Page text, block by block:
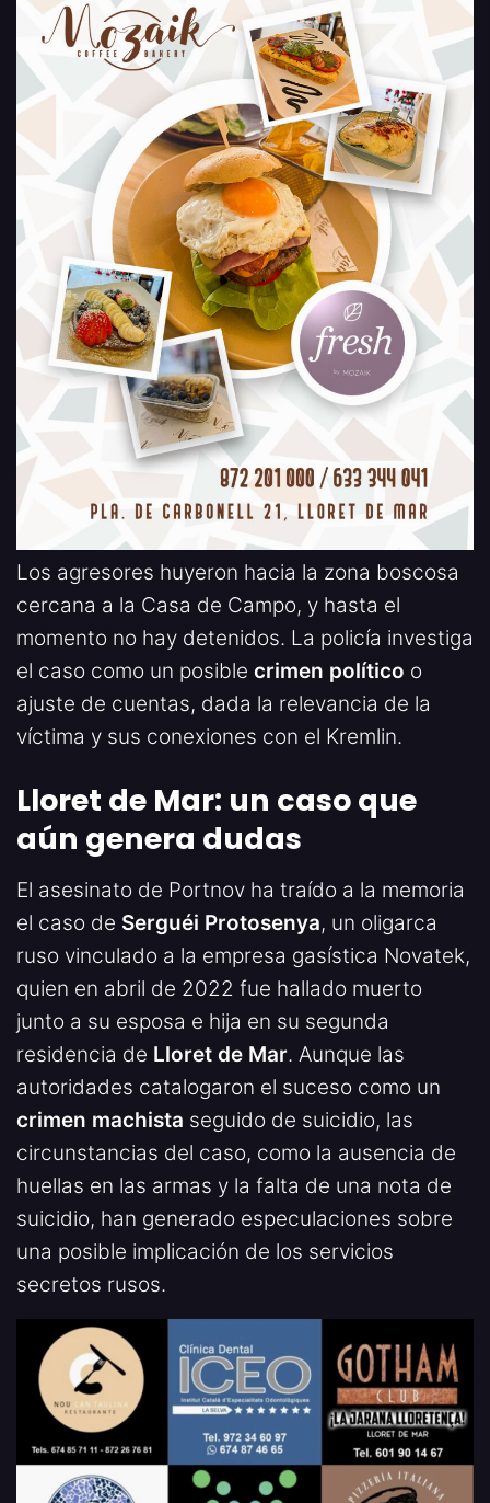
Los agresores huyeron hacia la zona boscosa
cercana a la Casa de Campo, y hasta el
momento no hay detenidos. La policía investiga
el caso como un posible crimen político o
ajuste de cuentas, dada la relevancia de la
víctima y sus conexiones con el Kremlin.
Lloret de Mar: un caso que
aún genera dudas
El asesinato de Portnov ha traído a la memoria
el caso de Serguéi Protosenya, un oligarca
ruso vinculado a la empresa gasística Novatek,
quien en abril de 2022 fue hallado muerto
junto a su esposa e hija en su segunda
residencia de Lloret de Mar. Aunque las
autoridades catalogaron el suceso como un
crimen machista seguido de suicidio, las
circunstancias del caso, como la ausencia de
huellas en las armas y la falta de una nota de
suicidio, han generado especulaciones sobre
una posible implicación de los servicios
secretos rusos.